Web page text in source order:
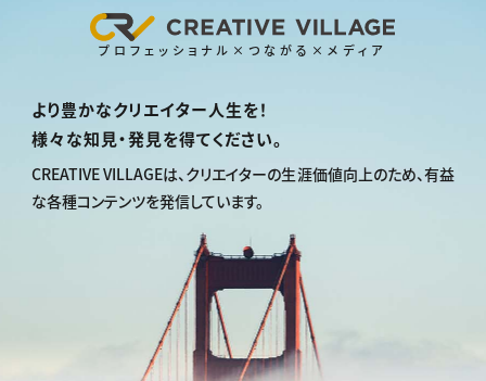
プロフェッショナル×つながる×メディア
より豊かなクリエイター人生を！
様々な知見・発見を得てください。
CREATIVE VILLAGEは、クリエイターの生涯価値向上のため、有益
な各種コンテンツを発信しています。